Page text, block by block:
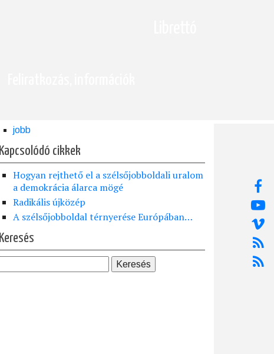
jobb
Kapcsolódó cikkek
Hogyan rejthető el a szélsőjobboldali uralom
a demokrácia álarca mögé
Radikális újközép
A szélsőjobboldal térnyerése Európában…
Keresés